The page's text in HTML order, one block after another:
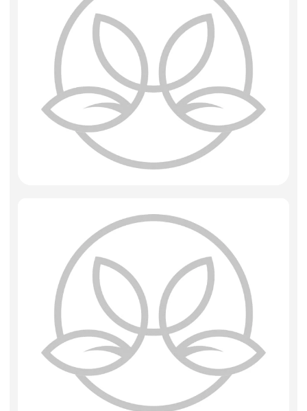
Игрушки мягкие
Сухоцветы